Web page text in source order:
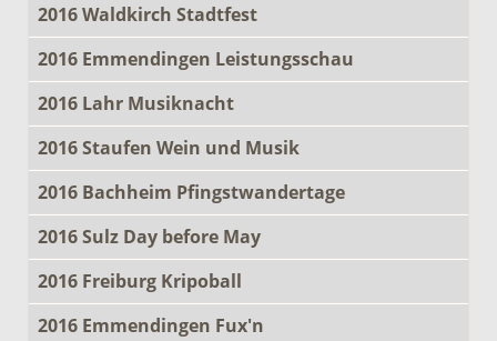
2016 Waldkirch Stadtfest
2016 Emmendingen Leistungsschau
2016 Lahr Musiknacht
2016 Staufen Wein und Musik
2016 Bachheim Pfingstwandertage
2016 Sulz Day before May
2016 Freiburg Kripoball
2016 Emmendingen Fux'n